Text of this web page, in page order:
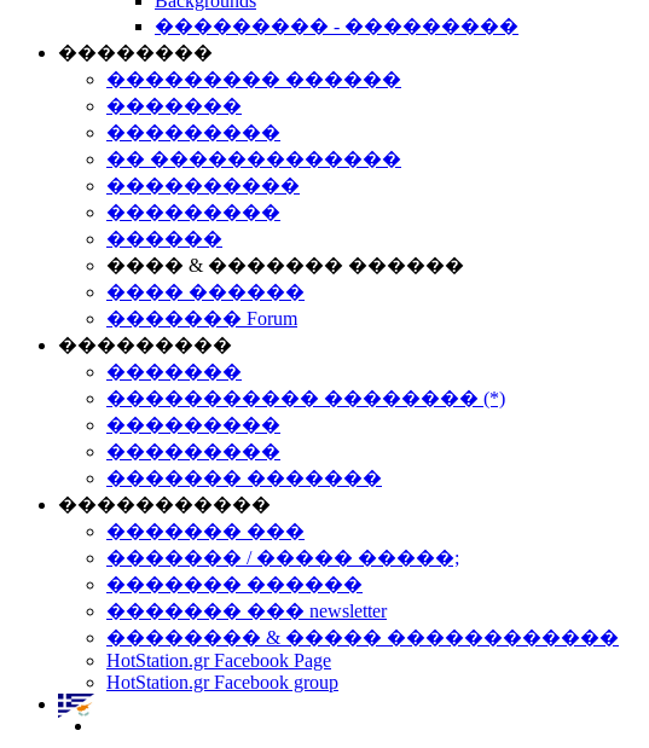
��������� - ���������
��������
��������� ������
�������
���������
�� �������������
����������
���������
������
���� & ������� ������
���� ������
������� Forum
���������
�������
����������� �������� (*)
���������
���������
������� �������
�����������
������� ���
������� / ����� �����;
������� ������
������� ��� newsletter
�������� & ����� ������������
HotStation.gr Facebook Page
HotStation.gr Facebook group